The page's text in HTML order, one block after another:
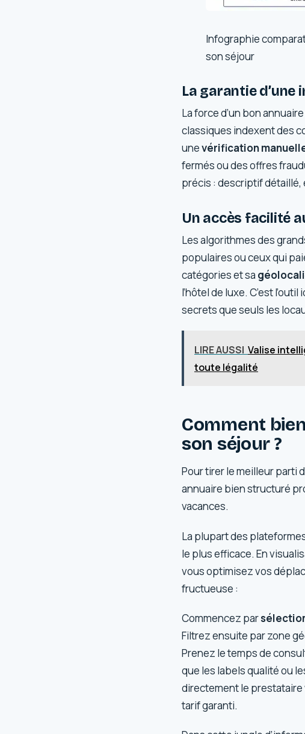
Infographie
son séjour
La garantie
La force d’un bon
classiques indexent des
unevérification
fermés ou des offres
précis : descriptif
Un accès facilité
Les algorithmes des
populaires ou ceux qui
catégories et sa
l’hôtel de luxe. C’est
secrets que seuls les
LIRE AUSSI Valise
toute légalité
Comment
son séjour ?
Pour tirer le meilleur parti
annuaire bien structuré
vacances.
La plupart des
le plus efficace. En
vous optimisez vos
fructueuse :
Commencez par
Filtrez ensuite par zone
Prenez le temps de
que les labels qualité ou
directement le prestataire
tarif garanti.